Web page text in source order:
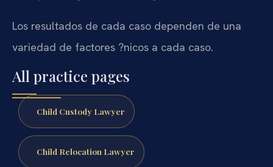
Los resultados de cada caso dependen de una
variedad de factores ?nicos a cada caso.
All practice pages
Child Custody Lawyer
Child Relocation Lawyer